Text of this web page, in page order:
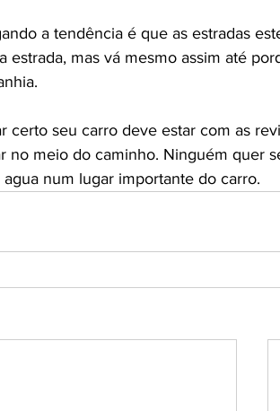
a tendência é que as estradas
estrada, mas vá mesmo assim até
certo seu carro deve estar com as
no meio do caminho. Ninguém quer
num lugar importante do carro.